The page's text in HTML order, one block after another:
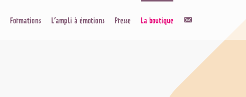
Formations L’ampli à émotions Presse La boutique